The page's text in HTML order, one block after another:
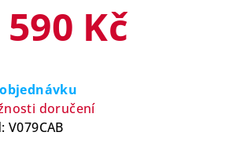
Kč
doručení
V079CAB